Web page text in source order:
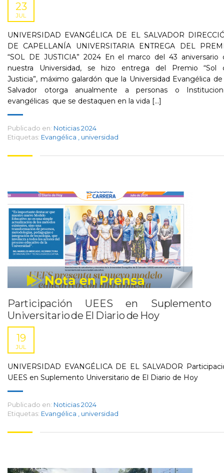
23
JUL
UNIVERSIDAD EVANGÉLICA DE EL SALVADOR
DE CAPELLANÍA UNIVERSITARIA ENTREGA DEL
“SOL DE JUSTICIA” 2024 En el marco del 43 aniversario
nuestra Universidad, se hizo entrega del Premio “Sol
Justicia”, máximo galardón que la Universidad Evangélica de
Salvador otorga anualmente a personas o
evangélicas que se destaquen en la vida [...]
Publicado en: Noticias 2024
Etiquetas: Evangélica universidad
Participación UEES en Suplemento
Universitario de El Diario de Hoy
19
JUL
UNIVERSIDAD EVANGÉLICA DE EL SALVADOR
UEES en Suplemento Universitario de El Diario de Hoy
Publicado en: Noticias 2024
Etiquetas: Evangélica universidad